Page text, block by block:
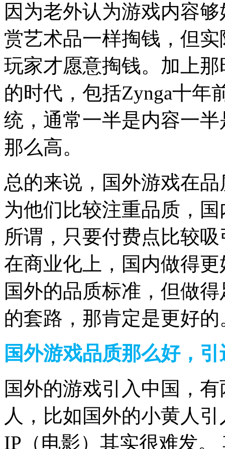
因为老外认为游戏内容
赏艺术品一样掏钱，但
玩家才愿意掏钱。 加上
的时代，包括Zynga十年
统，通常一半是内容一
那么高。
总的来说，国外游戏在
为他们比较注重品质，
所谓，只要付费点比较
在商业化上，国内做得
国外的品质标准，但做
的套路，那肯定是更好的
国外游戏品质那么好，
国外的游戏引入中国，
人，比如国外的小黄人
IP（电影）其实很难发。